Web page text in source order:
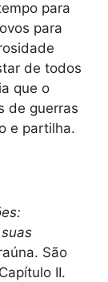
para
para
de todos
que o
de guerras
e partilha.
São
II.